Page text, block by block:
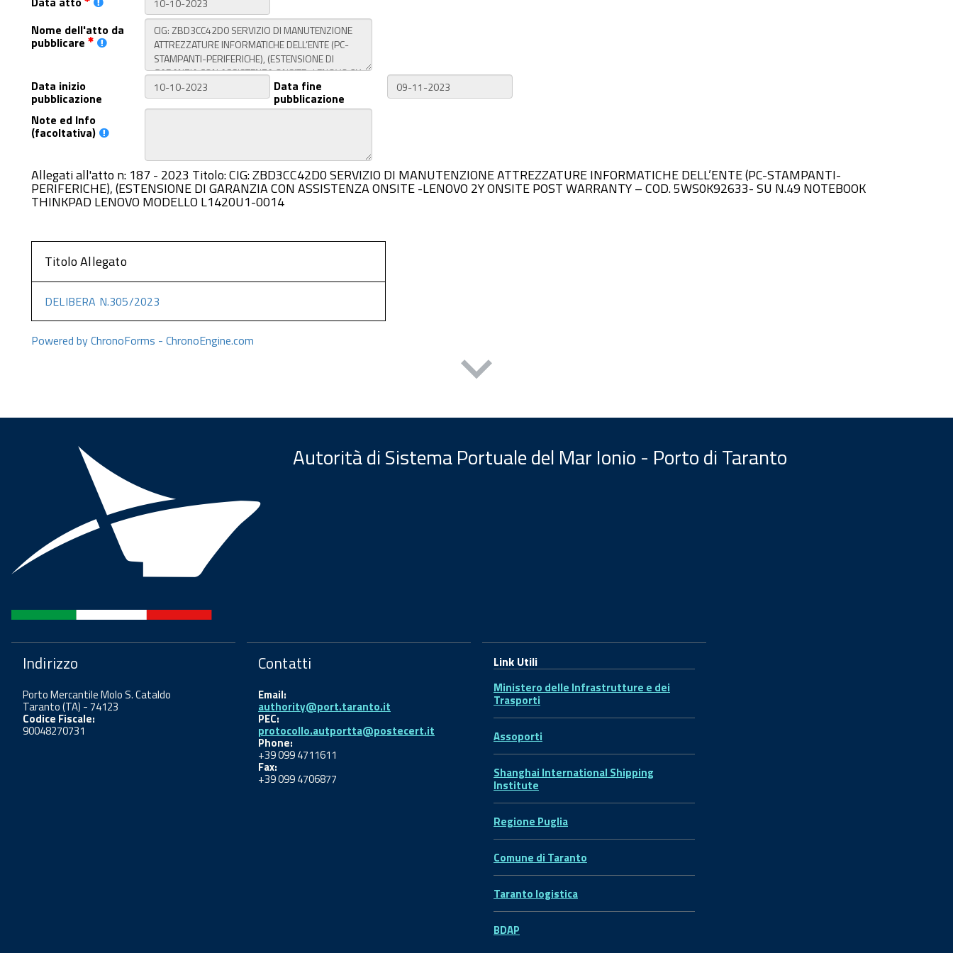
Nome dell'atto da
pubblicare
Data inizio
pubblicazione
Data fine
pubblicazione
Note ed Info
(facoltativa)
Allegati all'atto n: 187 - 2023 Titolo: CIG: ZBD3CC42D0 SERVIZIO DI MANUTENZIONE ATTREZZATURE INFORMATICHE DELL’ENTE (PC-STAMPANTI-
PERIFERICHE), (ESTENSIONE DI GARANZIA CON ASSISTENZA ONSITE -LENOVO 2Y ONSITE POST WARRANTY – COD. 5WS0K92633- SU N.49 NOTEBOOK
THINKPAD LENOVO MODELLO L1420U1-0014
Titolo Allegato
DELIBERA N.305/2023
Powered by ChronoForms - ChronoEngine.com
Autorità di Sistema Portuale del Mar Ionio - Porto di Taranto
Indirizzo
Porto Mercantile Molo S. Cataldo
Taranto (TA) - 74123
Codice Fiscale:
90048270731
Contatti
Email:
authority@port.taranto.it
PEC:
protocollo.autportta@postecert.it
Phone:
+39 099 4711611
Fax:
+39 099 4706877
Link Utili
Ministero delle Infrastrutture e dei
Trasporti
Assoporti
Shanghai International Shipping
Institute
Regione Puglia
Comune di Taranto
Taranto logistica
BDAP